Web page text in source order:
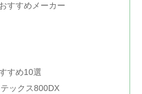
すすめメーカー
すめ10選
テックス800DX